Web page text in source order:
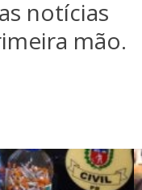
notícias
mão.